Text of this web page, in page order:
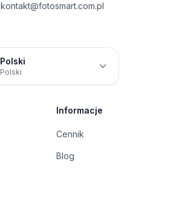
kontakt@fotosmart.com.pl
Polski
Polski
Informacje
Cennik
Blog